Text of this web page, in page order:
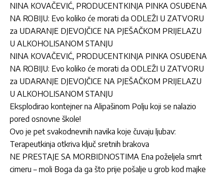
NINA KOVAČEVIĆ, PRODUCENTKINJA PINKA OSUĐENA
NA ROBIJU: Evo koliko će morati da ODLEŽI U ZATVORU
za UDARANJE DJEVOJČICE NA PJEŠAČKOM PRIJELAZU
U ALKOHOLISANOM STANJU
NINA KOVAČEVIĆ, PRODUCENTKINJA PINKA OSUĐENA
NA ROBIJU: Evo koliko će morati da ODLEŽI U ZATVORU
za UDARANJE DJEVOJČICE NA PJEŠAČKOM PRIJELAZU
U ALKOHOLISANOM STANJU
Eksplodirao kontejner na Alipašinom Polju koji se nalazio
pored osnovne škole!
Ovo je pet svakodnevnih navika koje čuvaju ljubav:
Terapeutkinja otkriva ključ sretnih brakova
NE PRESTAJE SA MORBIDNOSTIMA Ena poželjela smrt
cimeru – moli Boga da ga što prije pošalje u grob kod majke